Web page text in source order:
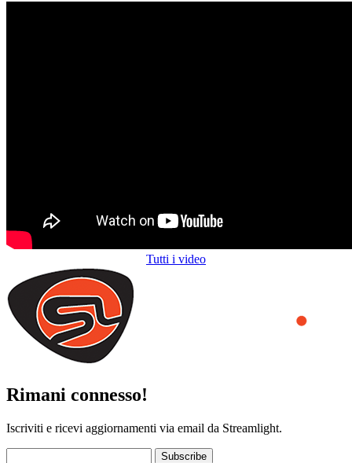
Tutti i video
Rimani connesso!
Iscriviti e ricevi aggiornamenti via email da Streamlight.
Subscribe